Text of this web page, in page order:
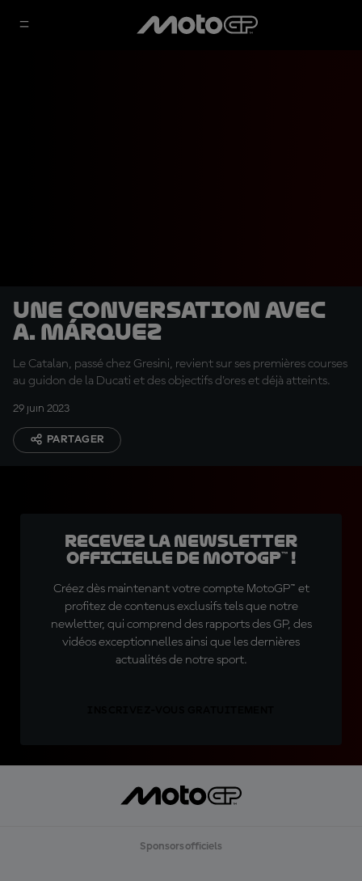
Une conversation avec
A. Márquez
Le Catalan, passé chez Gresini, revient sur ses premières courses
au guidon de la Ducati et des objectifs d'ores et déjà atteints.
29 juin 2023
PARTAGER
Recevez la Newsletter
officielle de MotoGP™ !
Créez dès maintenant votre compte MotoGP™ et
profitez de contenus exclusifs tels que notre
newletter, qui comprend des rapports des GP, des
vidéos exceptionnelles ainsi que les dernières
actualités de notre sport.
Sponsors officiels